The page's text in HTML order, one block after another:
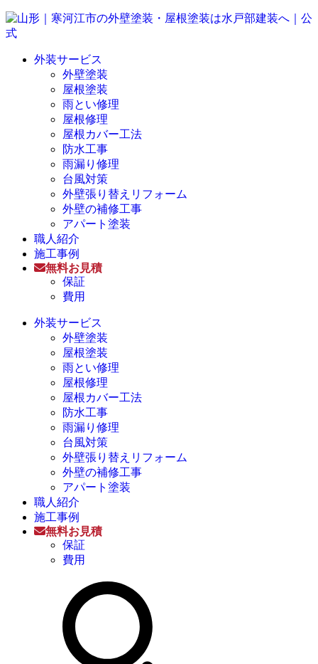
外装サービス
外壁塗装
屋根塗装
雨とい修理
屋根修理
屋根カバー工法
防水工事
雨漏り修理
台風対策
外壁張り替えリフォーム
外壁の補修工事
アパート塗装
職人紹介
施工事例
無料お見積
保証
費用
外装サービス
外壁塗装
屋根塗装
雨とい修理
屋根修理
屋根カバー工法
防水工事
雨漏り修理
台風対策
外壁張り替えリフォーム
外壁の補修工事
アパート塗装
職人紹介
施工事例
無料お見積
保証
費用